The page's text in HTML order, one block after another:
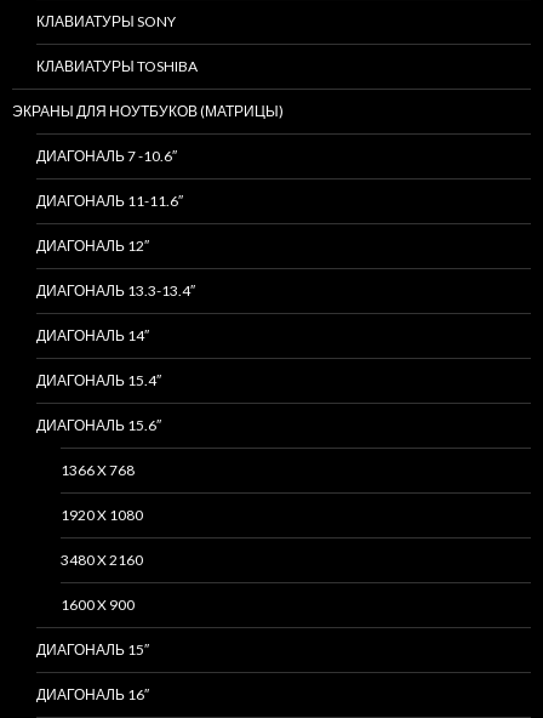
КЛАВИАТУРЫ SONY
КЛАВИАТУРЫ TOSHIBA
ЭКРАНЫ ДЛЯ НОУТБУКОВ (МАТРИЦЫ)
ДИАГОНАЛЬ 7 -10.6″
ДИАГОНАЛЬ 11-11.6″
ДИАГОНАЛЬ 12″
ДИАГОНАЛЬ 13.3-13.4″
ДИАГОНАЛЬ 14″
ДИАГОНАЛЬ 15.4″
ДИАГОНАЛЬ 15.6″
1366 X 768
1920 X 1080
3480 X 2160
1600 X 900
ДИАГОНАЛЬ 15″
ДИАГОНАЛЬ 16″